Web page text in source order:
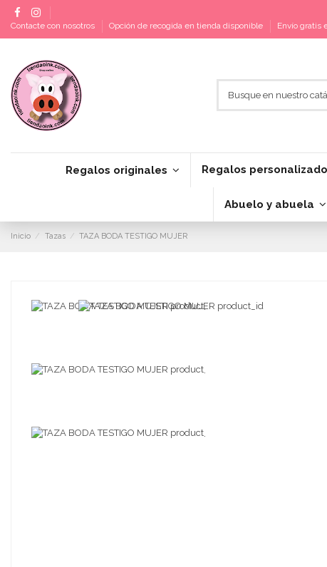
Contacte con nosotros Opción de recogida en tienda disponible Envío gratis
Regalos originales Regalos
Abuelo y abuela
Inicio Tazas TAZA BODA TESTIGO MUJER